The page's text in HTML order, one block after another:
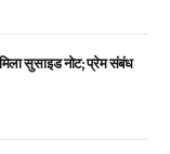
सुसाइड नोट; प्रेम संबंध